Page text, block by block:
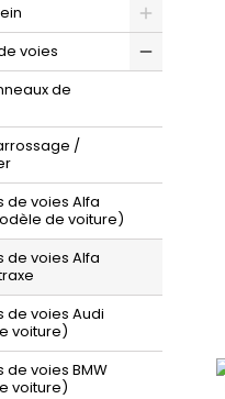
voies
de
/
de voies Alfa
de voiture)
de voies Alfa
de voies Audi
voiture)
de voies BMW
voiture)